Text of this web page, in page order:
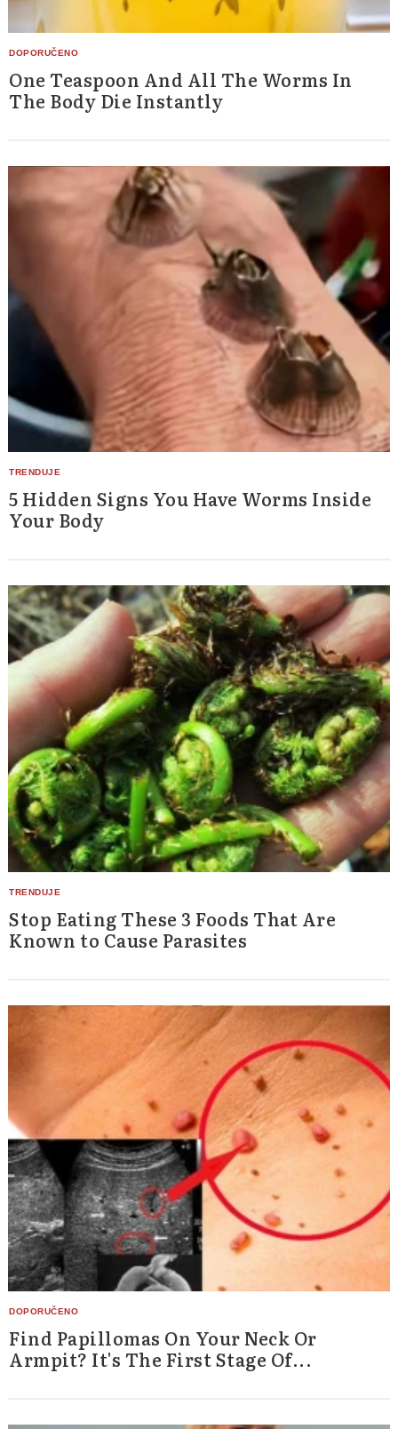
One Teaspoon And All The Worms In
The Body Die Instantly
5 Hidden Signs You Have Worms Inside
Your Body
Stop Eating These 3 Foods That Are
Known to Cause Parasites
Find Papillomas On Your Neck Or
Armpit? It's The First Stage Of...